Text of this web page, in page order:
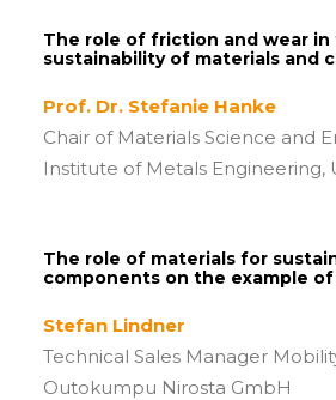
The role of friction and wear in
sustainability of materials and
Prof. Dr. Stefanie Hanke
Chair of Materials Science and
Institute of Metals Engineering,
The role of materials for
components on the example
Stefan Lindner
Technical Sales Manager
Outokumpu Nirosta GmbH